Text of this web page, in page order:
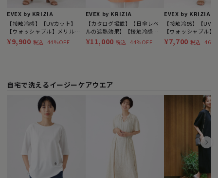
EVEX by KRIZIA
【接触冷感】【UVカット】
【ウォッシャブル】メリルハ
イテンションワイドパンツ
¥9,900 税込 44%OFF
EVEX by KRIZIA
【カタログ掲載】【日傘レベ
ルの遮熱効果】【接触冷感・
UV対策・ウォッシャブル】ミ
ネラルテックスチュニックカ
¥11,000 税込 44%OFF
EVEX by KRIZIA
【接触冷感】【UV
【ウォッシャブル】
イテンションクロッ
ツ
¥7,700 税込
自宅で洗えるイージーケアウエア